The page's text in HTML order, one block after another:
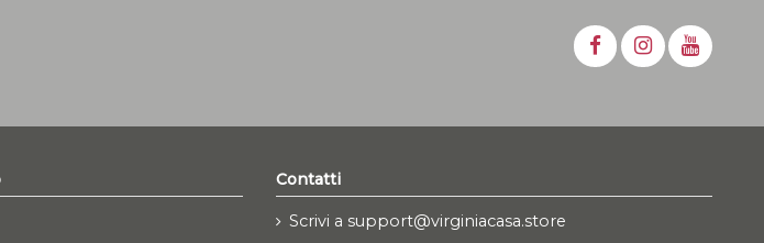
Contatti
Scrivi a support@virginiacasa.store